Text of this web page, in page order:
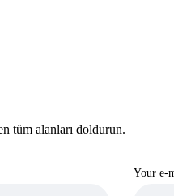
tüm alanları doldurun.
Your e-